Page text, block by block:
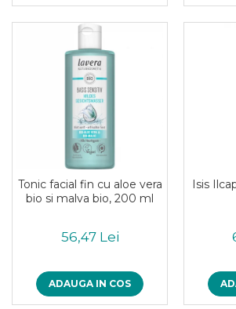
Dulciuri bio
Guma de mestecat bio
Sticksuri, chipsuri si covrigei
Fructe, nuci, alune si seminte
Fructe bio uscate
Nuci si alune bio
Seminte bio din plante oleaginoase
Seminte bio pentru germinat
Ingrediente patiserie bio
Budinca bio
Inghetata bio si decoratiuni
Masline bio si antipasti
Antipasti bio
Tonic facial fin cu aloe vera
bio si malva bio, 200 ml
56,47 Lei
ADAUGA IN COS
Isis